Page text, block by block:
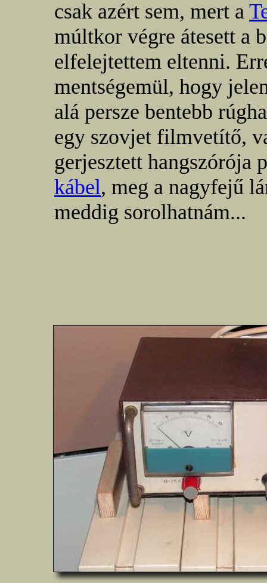
csak azért sem, mert a
múltkor végre átesett a
elfelejtettem eltenni.
mentségemül, hogy
alá persze bentebb
egy szovjet filmvetítő,
gerjesztett hangszórója
kábel, meg a nagyfejű
meddig sorolhatnám...